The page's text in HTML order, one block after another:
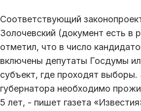
Соответствующий
Золочевский (документ есть в
отметил, что в число
включены депутаты Госдумы
субъект, где проходят выборы.
губернатора необходимо
5 лет, - пишет газета